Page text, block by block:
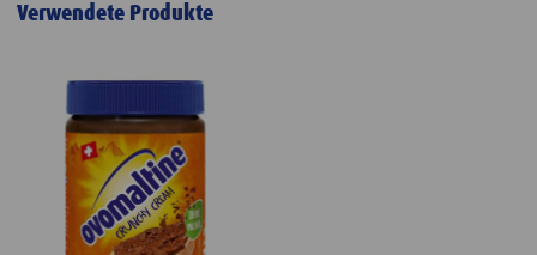
Verwendete Produkte